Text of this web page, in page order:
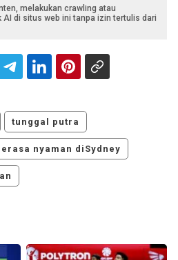
melakukan crawling atau
di situs web ini tanpa izin tertulis dari
tunggal putra
nyaman diSydney